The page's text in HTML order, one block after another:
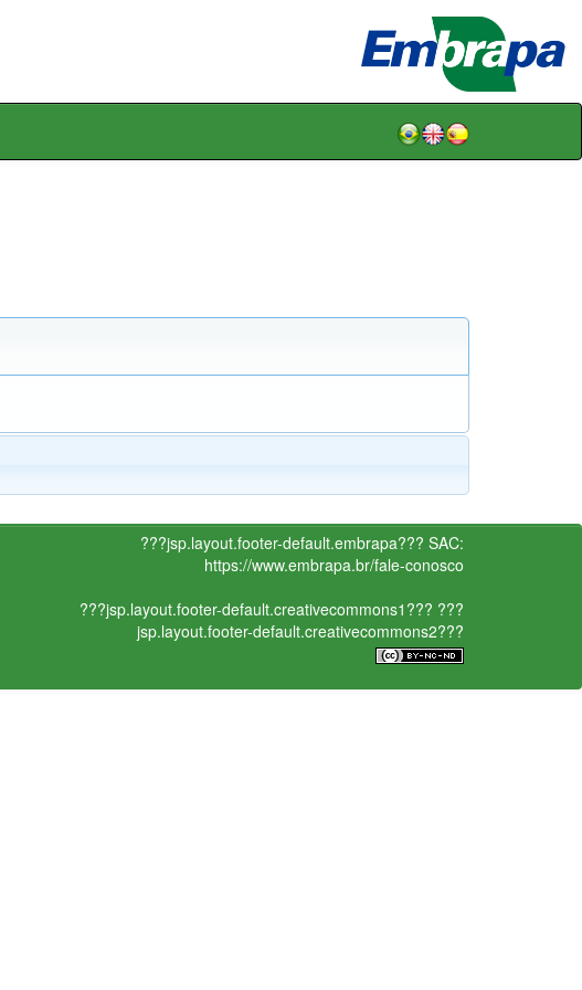
???jsp.layout.footer-default.embrapa??? SAC:
https://www.embrapa.br/fale-conosco
???jsp.layout.footer-default.creativecommons1??? ???
jsp.layout.footer-default.creativecommons2???